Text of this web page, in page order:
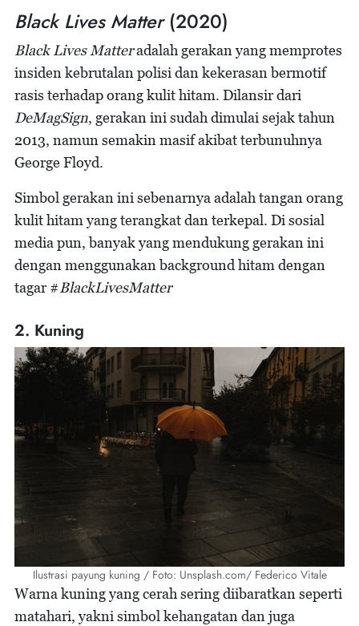
Black Lives Matter(2020)
Black Lives Matteradalah gerakan yang memprotes
insiden kebrutalan polisi dan kekerasan bermotif
rasis terhadap orang kulit hitam. Dilansir dari
DeMagSign, gerakan ini sudah dimulai sejak tahun
2013, namun semakin masif akibat terbunuhnya
George Floyd.
Simbol gerakan ini sebenarnya adalah tangan orang
kulit hitam yang terangkat dan terkepal. Di sosial
media pun, banyak yang mendukung gerakan ini
dengan menggunakan background hitam dengan
tagar #BlackLivesMatter
2. Kuning
Ilustrasi payung kuning / Foto: Unsplash.com/ Federico Vitale
Warna kuning yang cerah sering diibaratkan seperti
matahari, yakni simbol kehangatan dan juga